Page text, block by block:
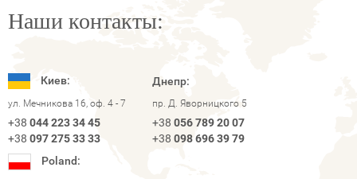
Наши контакты:
Киев:
ул. Мечникова 16, оф. 4 - 7
+38 044 223 34 45
+38 097 275 33 33
Днепр:
пр. Д. Яворницкого 5
+38 056 789 20 07
+38 098 696 39 79
Poland: